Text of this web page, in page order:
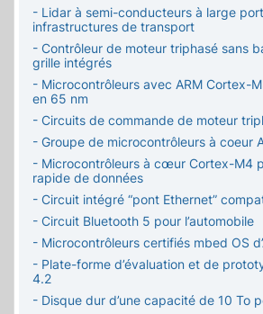
- Lidar à semi-conducteurs à large
infrastructures de transport
- Contrôleur de moteur triphasé sans
grille intégrés
- Microcontrôleurs avec ARM Cortex-
en 65 nm
- Circuits de commande de moteur
- Groupe de microcontrôleurs à coeur
- Microcontrôleurs à cœur Cortex-M4
rapide de données
- Circuit intégré “pont Ethernet”
- Circuit Bluetooth 5 pour l’automobile
- Microcontrôleurs certifiés mbed OS
- Plate-forme d’évaluation et de
4.2
- Disque dur d’une capacité de 10 To